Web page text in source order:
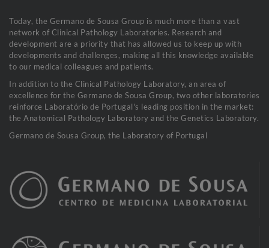
Today, the Germano de Sousa Group is much more than a vast
network of Clinical Pathology Laboratories. Research and
development are a priority that has allowed us to keep up with
developments and challenges, making all this knowledge available
to our medical colleagues and patients.
In addition to the Clinical Pathology Laboratory, an area of
excellence for the Germano de Sousa Group, two other laboratories
reinforce Laboratório de Portugal's leading position in the market:
the Anatomical Pathology Laboratory and the Genetics Laboratory.
Germano de Sousa Group, the Laboratory of Portugal